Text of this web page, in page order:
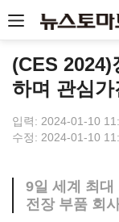
(CES 2024)
하며 관심가
입력: 2024-01-10
수정: 2024-01-10
9일 세계 최대
전장 부품 회